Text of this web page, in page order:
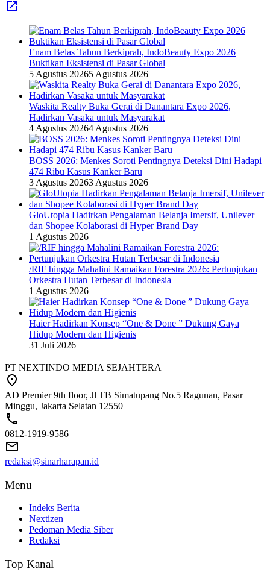
Enam Belas Tahun Berkiprah, IndoBeauty Expo 2026
Buktikan Eksistensi di Pasar Global
5 Agustus 20265 Agustus 2026
Waskita Realty Buka Gerai di Danantara Expo 2026,
Hadirkan Vasaka untuk Masyarakat
4 Agustus 20264 Agustus 2026
BOSS 2026: Menkes Soroti Pentingnya Deteksi Dini Hadapi
474 Ribu Kasus Kanker Baru
3 Agustus 20263 Agustus 2026
GloUtopia Hadirkan Pengalaman Belanja Imersif, Unilever
dan Shopee Kolaborasi di Hyper Brand Day
1 Agustus 2026
/RIF hingga Mahalini Ramaikan Forestra 2026: Pertunjukan
Orkestra Hutan Terbesar di Indonesia
1 Agustus 2026
Haier Hadirkan Konsep “One & Done ” Dukung Gaya
Hidup Modern dan Higienis
31 Juli 2026
PT NEXTINDO MEDIA SEJAHTERA
AD Premier 9th floor, Jl TB Simatupang No.5 Ragunan, Pasar
Minggu, Jakarta Selatan 12550
0812-1919-9586
redaksi@sinarharapan.id
Menu
Indeks Berita
Nextizen
Pedoman Media Siber
Redaksi
Top Kanal